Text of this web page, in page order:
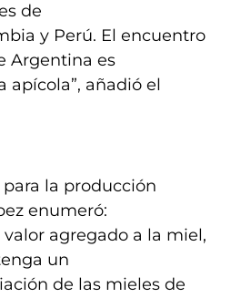
de
y Perú. El encuentro
Argentina es
apícola”, añadió el
la producción
enumeró:
agregado a la miel,
un
de las mieles de